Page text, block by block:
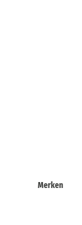
Merken